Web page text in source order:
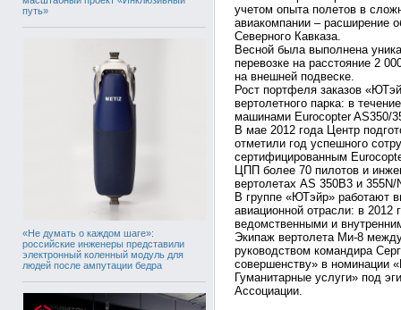
путь»
«Не думать о каждом шаге»:
российские инженеры представили
электронный коленный модуль для
людей после ампутации бедра
учетом опыта полетов в
авиакомпании – расширение
Северного Кавказа.
Весной была выполнена
перевозке на расстояние 2
на внешней подвеске.
Рост портфеля заказов
вертолетного парка: в
машинами Eurocopter AS350/
В мае 2012 года Центр
отметили год успешного
сертифицированным
ЦПП более 70 пилотов и
вертолетах AS 350B3 и 355N/
В группе «ЮТэйр» работают
авиационной отрасли: в 2012
ведомственными и
Экипаж вертолета Ми-8
руководством командира
совершенству» в номинации
Гуманитарные услуги» под
Ассоциации.